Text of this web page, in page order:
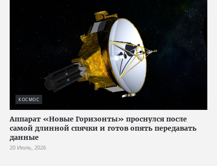
КОСМОС
Аппарат «Новые Горизонты» проснулся после
самой длинной спячки и готов опять передавать
данные
20 Июль, 2026